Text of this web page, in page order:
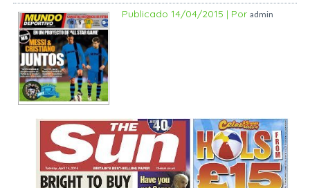
Publicado 14/04/2015 | Por admin